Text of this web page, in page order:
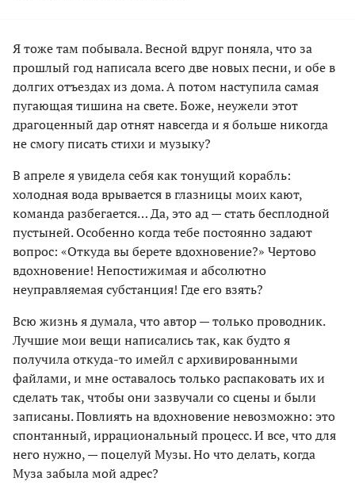
Я тоже там побывала. Весной вдруг поняла, что за
прошлый год написала всего две новых песни, и обе в
долгих отъездах из дома. А потом наступила самая
пугающая тишина на свете. Боже, неужели этот
драгоценный дар отнят навсегда и я больше никогда
не смогу писать стихи и музыку?
В апреле я увидела себя как тонущий корабль:
холодная вода врывается в глазницы моих кают,
команда разбегается… Да, это ад — стать бесплодной
пустыней. Особенно когда тебе постоянно задают
вопрос: «Откуда вы берете вдохновение?» Чертово
вдохновение! Непостижимая и абсолютно
неуправляемая субстанция! Где его взять?
Всю жизнь я думала, что автор — только проводник.
Лучшие мои вещи написались так, как будто я
получила откуда-то имейл с архивированными
файлами, и мне оставалось только распаковать их и
сделать так, чтобы они зазвучали со сцены и были
записаны. Повли­ять на вдохновение невозможно: это
спонтанный, иррацио­нальный процесс. И все, что для
него нужно, — поцелуй Музы. Но что делать, когда
Муза забыла мой адрес?